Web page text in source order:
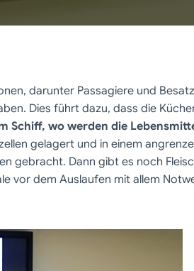
darunter Passagiere und
Dies führt dazu, dass die
Schiff, wo werden die
gelagert und in einem
gebracht. Dann gibt es noch
vor dem Auslaufen mit allem